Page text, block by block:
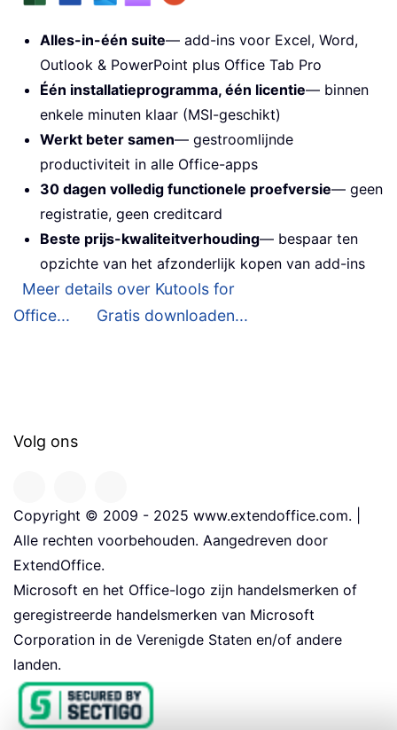
Alles-in-één suite— add-ins voor Excel, Word,
Outlook & PowerPoint plus Office Tab Pro
Één installatieprogramma, één licentie— binnen
enkele minuten klaar (MSI-geschikt)
Werkt beter samen— gestroomlijnde
productiviteit in alle Office-apps
30 dagen volledig functionele proefversie— geen
registratie, geen creditcard
Beste prijs-kwaliteitverhouding— bespaar ten
opzichte van het afzonderlijk kopen van add-ins
Meer details over Kutools for
Office...
Gratis downloaden...
Volg ons
Copyright © 2009 - 2025 www.extendoffice.com. |
Alle rechten voorbehouden. Aangedreven door
ExtendOffice.
Microsoft en het Office-logo zijn handelsmerken of
geregistreerde handelsmerken van Microsoft
Corporation in de Verenigde Staten en/of andere
landen.